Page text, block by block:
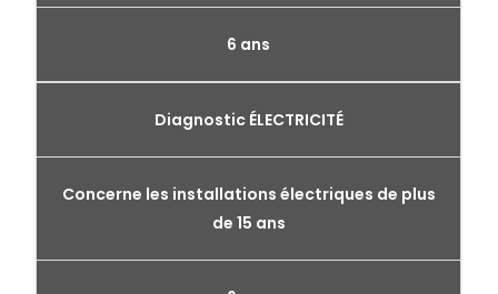
6 ans
Diagnostic ÉLECTRICITÉ
Concerne les installations électriques de plus
de 15 ans